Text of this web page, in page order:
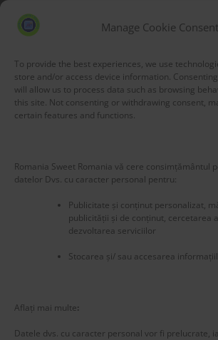
Manage Cookie Consent
To provide the best experiences, we use
store and/or access device information.
will allow us to process data such as browsing
this site. Not consenting or withdrawing consent,
certain features and functions.
Romania Sweet Romania vă cere consimțământul
datelor Dvs. cu caracter personal pentru:
Publicitate și conținut personalizat,
publicității și de conținut, cercetarea
dezvoltarea serviciilor
Stocarea și/ sau accesarea
Aflați mai multe:
Datele dvs. cu caracter personal vor fi prelucrate,